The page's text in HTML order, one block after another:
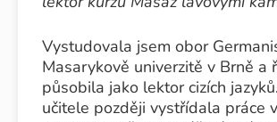
Vystudovala jsem obor
Masarykově univerzitě v Brně a
působila jako lektor cizích
učitele později vystřídala práce